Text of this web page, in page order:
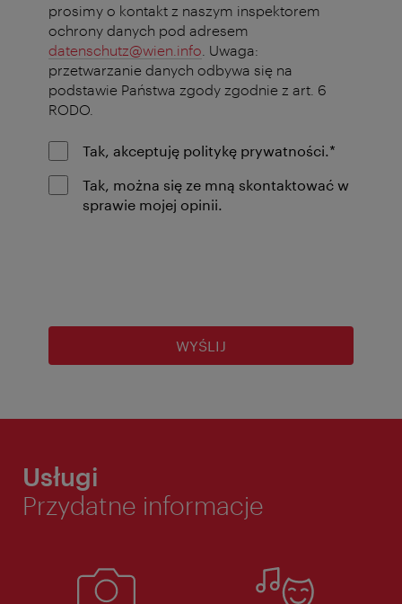
prosimy o kontakt z naszym inspektorem
ochrony danych pod adresem
datenschutz@wien.info . Uwaga:
przetwarzanie danych odbywa się na
podstawie Państwa zgody zgodnie z art. 6
RODO.
Tak, akceptuję politykę prywatności. *
Tak, można się ze mną skontaktować w
sprawie mojej opinii.
WYŚLIJ
Usługi
Przydatne informacje